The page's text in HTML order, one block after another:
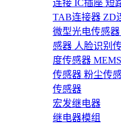
连接 IC插座 短
TAB连接器 ZD
微型光电传感器
感器 人脸识别
度传感器
传感器 粉尘传
传感器
宏发继电器
继电器模组